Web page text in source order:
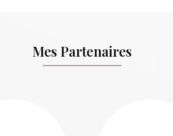
Mes Partenaires